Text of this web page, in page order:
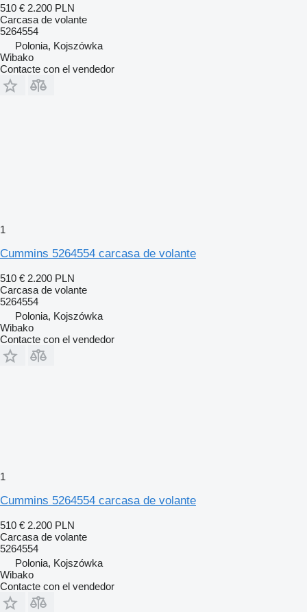
510 € 2.200 PLN
Carcasa de volante
5264554
Polonia, Kojszówka
Wibako
Contacte con el vendedor
1
Cummins 5264554 carcasa de volante
510 € 2.200 PLN
Carcasa de volante
5264554
Polonia, Kojszówka
Wibako
Contacte con el vendedor
1
Cummins 5264554 carcasa de volante
510 € 2.200 PLN
Carcasa de volante
5264554
Polonia, Kojszówka
Wibako
Contacte con el vendedor